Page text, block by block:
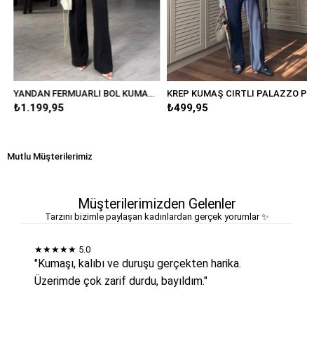
YANDAN FERMUARLI BOL KUMAŞ PANTOLON/20401
₺1.199,95
KREP KUMAŞ CIRTLI PALAZZO PANTOLON/K038
₺499,95
Mutlu Müşterilerimiz
Müşterilerimizden Gelenler
Tarzını bizimle paylaşan kadınlardan gerçek yorumlar ✨
★★★★★ 5.0
"Kumaşı, kalıbı ve duruşu gerçekten harika.
Üzerimde çok zarif durdu, bayıldım."